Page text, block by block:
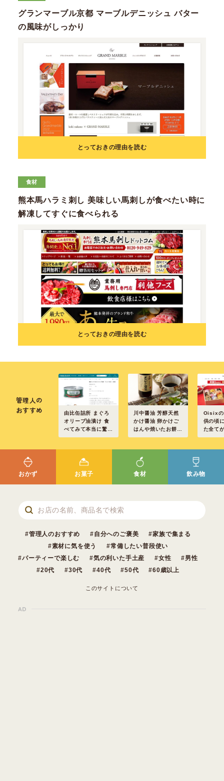
グランマーブル京都 マーブルデニッシュ バター
の風味がしっかり
とっておきの理由を読む
食材
熊本馬ハラミ刺し 美味しい馬刺しが食べたい時に
解凍してすぐに食べられる
とっておきの理由を読む
管理人の
おすすめ
由比缶詰所 まぐろ
オリーブ油漬け 食
べてみて本当に驚き
ました
川中醤油 芳醇天然
かけ醤油 卵かけご
はんや焼いたお餅に
も
Oisixの
供の頃
た全て
箱のお
おかず お菓子 食材 飲み物
管理人のおすすめ 自分へのご褒美
家族で集まる
素材に気を使う
常備したい普段使い
パーティーで楽しむ
気の利いた手土産 女性
男性
20代
30代 40代 50代 60歳以上
このサイトについて